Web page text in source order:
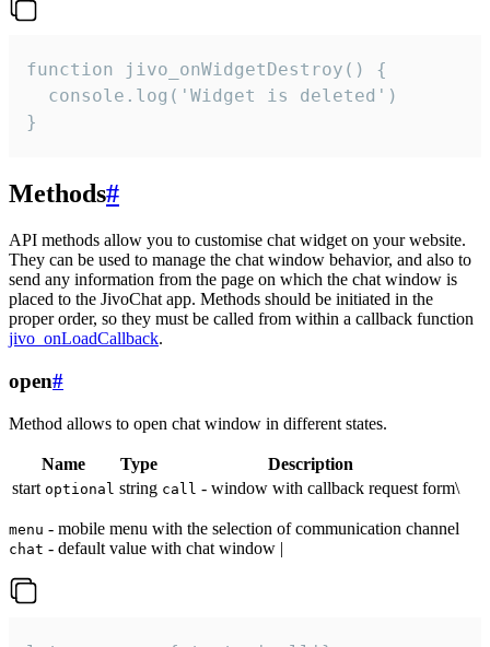
function jivo_onWidgetDestroy() {
  console.log('Widget is deleted')
}
Methods#
API methods allow you to customise chat widget on your website.
They can be used to manage the chat window behavior, and also to
send any information from the page on which the chat window is
placed to the JivoChat app. Methods should be initiated in the
proper order, so they must be called from within a callback function
jivo_onLoadCallback.
open#
Method allows to open chat window in different states.
Name Type
Description
start optional string call - window with callback request form\
menu - mobile menu with the selection of communication channel
chat - default value with chat window |